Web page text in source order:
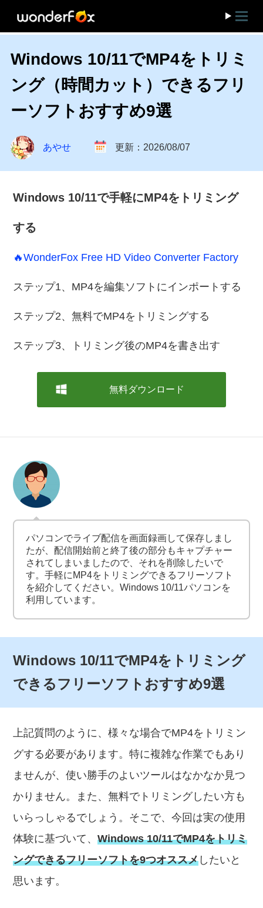
Windows 10/11でMP4をトリミ
ング（時間カット）できるフリ
ーソフトおすすめ9選
あやせ 更新：2026/08/07
Windows 10/11で手軽にMP4をトリミング
する
🔥WonderFox Free HD Video Converter Factory
ステップ1、MP4を編集ソフトにインポートする
ステップ2、無料でMP4をトリミングする
ステップ3、トリミング後のMP4を書き出す
無料ダウンロード
パソコンでライブ配信を画面録画して保存しまし
たが、配信開始前と終了後の部分もキャプチャー
されてしまいましたので、それを削除したいで
す。手軽にMP4をトリミングできるフリーソフト
を紹介してください。Windows 10/11パソコンを
利用しています。
Windows 10/11でMP4をトリミング
できるフリーソフトおすすめ9選
上記質問のように、様々な場合でMP4をトリミン
グする必要があります。特に複雑な作業でもあり
ませんが、使い勝手のよいツールはなかなか見つ
かりません。また、無料でトリミングしたい方も
いらっしゃるでしょう。そこで、今回は実の使用
体験に基づいて、Windows 10/11でMP4をトリミ
ングできるフリーソフトを9つオススメ したいと
思います。